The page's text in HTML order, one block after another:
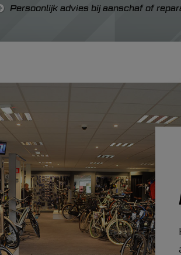
Persoonlijk advies bij aanschaf of